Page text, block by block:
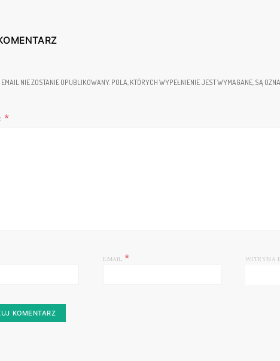
NIE ZOSTANIE OPUBLIKOWANY. POLA, KTÓRYCH WYPEŁNIENIE JEST WYMAGANE, SĄ
EMAIL* WITRYNA